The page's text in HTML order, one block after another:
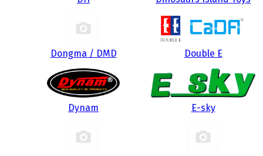
Dongma / DMD Double E
Dynam E-sky